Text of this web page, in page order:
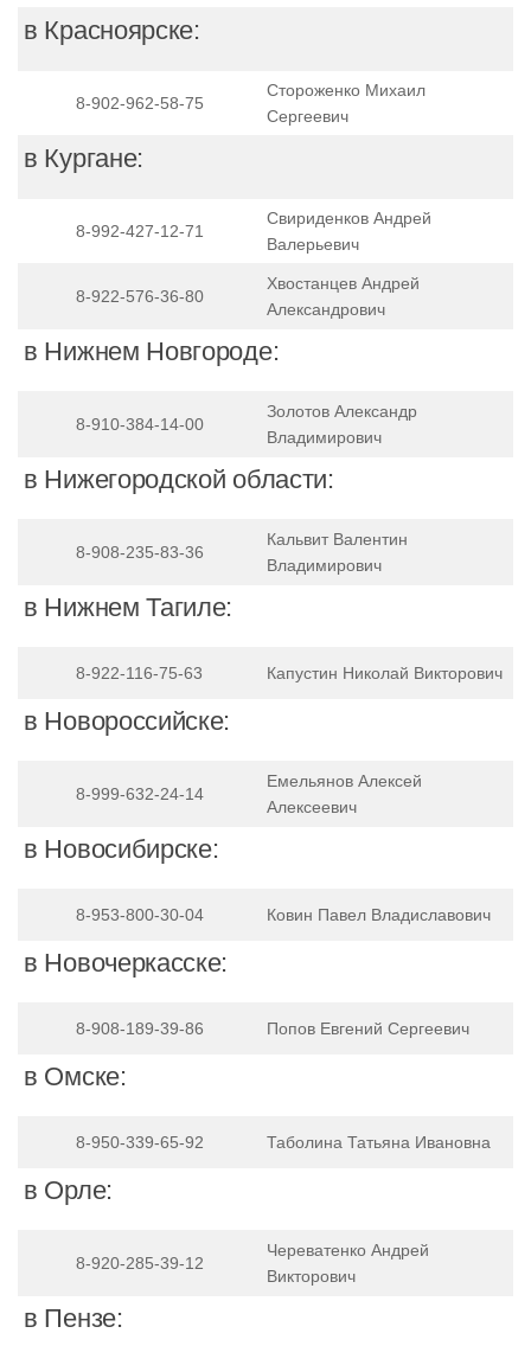
в Красноярске:
8-902-962-58-75
Стороженко Михаил
Сергеевич
в Кургане:
8-992-427-12-71
Свириденков Андрей
Валерьевич
8-922-576-36-80
Хвостанцев Андрей
Александрович
в Нижнем Новгороде:
8-910-384-14-00
Золотов Александр
Владимирович
в Нижегородской области:
8-908-235-83-36
Кальвит Валентин
Владимирович
в Нижнем Тагиле:
8-922-116-75-63 Капустин Николай Викторович
в Новороссийске:
8-999-632-24-14
Емельянов Алексей
Алексеевич
в Новосибирске:
8-953-800-30-04 Ковин Павел Владиславович
в Новочеркасске:
8-908-189-39-86 Попов Евгений Сергеевич
в Омске:
8-950-339-65-92 Таболина Татьяна Ивановна
в Орле:
8-920-285-39-12
Череватенко Андрей
Викторович
в Пензе: